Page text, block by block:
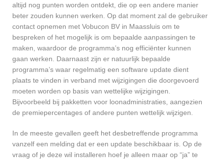
altijd nog punten worden ontdekt, die op een andere manier
beter zouden kunnen werken. Op dat moment zal de gebruiker
contact opnemen met Vobucon BV in Maassluis om te
bespreken of het mogelijk is om bepaalde aanpassingen te
maken, waardoor de programma’s nog efficiënter kunnen
gaan werken. Daarnaast zijn er natuurlijk bepaalde
programma’s waar regelmatig een software update dient
plaats te vinden in verband met wijzigingen die doorgevoerd
moeten worden op basis van wettelijke wijzigingen.
Bijvoorbeeld bij pakketten voor loonadministraties, aangezien
de premiepercentages of andere punten wettelijk wijzigen.
In de meeste gevallen geeft het desbetreffende programma
vanzelf een melding dat er een update beschikbaar is. Op de
vraag of je deze wil installeren hoef je alleen maar op “ja” te